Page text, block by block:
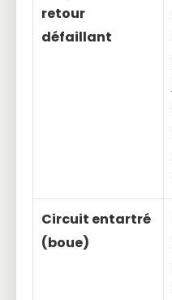
retour
défaillant
Circuit entartré
(boue)